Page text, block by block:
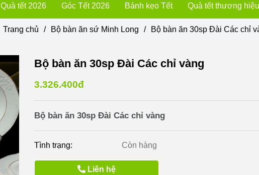
Quà tết 2026 Góc Tết 2026 Bánh kẹo Tết Quà tết thương hiệu
Trang chủ / Bộ bàn ăn sứ Minh Long / Bộ bàn ăn 30sp Đài Các chỉ
Bộ bàn ăn 30sp Đài Các chỉ vàng
3.326.400đ
Bộ bàn ăn 30sp Đài Các chỉ vàng
Tình trạng: Còn hàng
Liên hệ